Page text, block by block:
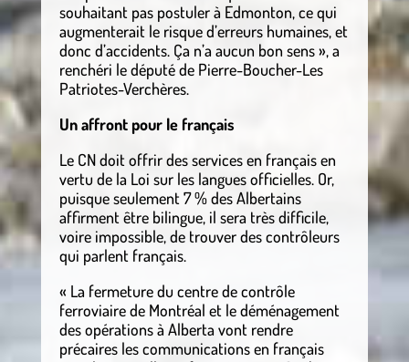
souhaitant pas postuler à Edmonton, ce qui
augmenterait le risque d’erreurs humaines, et
donc d’accidents. Ça n’a aucun bon sens », a
renchéri le député de Pierre-Boucher-Les
Patriotes-Verchères.
Un affront pour le français
Le CN doit offrir des services en français en
vertu de la Loi sur les langues officielles. Or,
puisque seulement 7 % des Albertains
affirment être bilingue, il sera très difficile,
voire impossible, de trouver des contrôleurs
qui parlent français.
« La fermeture du centre de contrôle
ferroviaire de Montréal et le déménagement
des opérations à Alberta vont rendre
précaires les communications en français